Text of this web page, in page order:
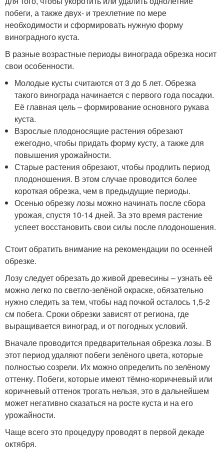
побеги, а также двух- и трехлетние по мере
необходимости и сформировать нужную форму
виноградного куста.
В разные возрастные периоды винограда обрезка носит
свои особенности.
Молодые кусты считаются от 3 до 5 лет. Обрезка
такого винограда начинается с первого года посадки.
Её главная цель – формирование основного рукава
куста.
Взрослые плодоносящие растения обрезают
ежегодно, чтобы придать форму кусту, а также для
повышения урожайности.
Старые растения обрезают, чтобы продлить период
плодоношения. В этом случае проводится более
короткая обрезка, чем в предыдущие периоды.
Осенью обрезку лозы можно начинать после сбора
урожая, спустя 10-14 дней. За это время растение
успеет восстановить свои силы после плодоношения.
Стоит обратить внимание на рекомендации по осенней
обрезке.
Лозу следует обрезать до живой древесины – узнать её
можно легко по светло-зелёной окраске, обязательно
нужно следить за тем, чтобы над почкой осталось 1,5-2
см побега. Сроки обрезки зависят от региона, где
выращивается виноград, и от погодных условий.
Вначале проводится предварительная обрезка лозы. В
этот период удаляют побеги зелёного цвета, которые
полностью созрели. Их можно определить по зелёному
оттенку. Побеги, которые имеют тёмно-коричневый или
коричневый оттенок трогать нельзя, это в дальнейшем
может негативно сказаться на росте куста и на его
урожайности.
Чаще всего это процедуру проводят в первой декаде
октября.